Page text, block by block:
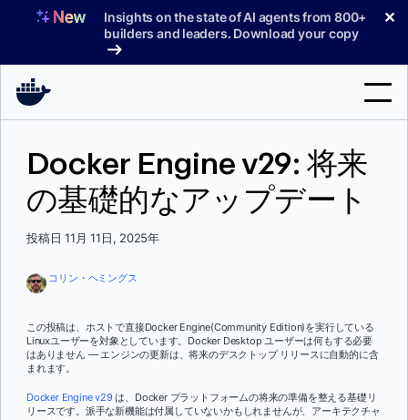
へ
Insights on the state of AI agents from 800+
builders and leaders. Download your copy
✕
ドキュメント
索
Docker Engine v29: 将来
の基礎的なアップデート
投稿日 11月 11日, 2025年
コリン・ヘミングス
この投稿は、ホストで直接Docker Engine(Community Edition)を実行している
Linuxユーザーを対象としています。Docker Desktop ユーザーは何もする必要
はありません — エンジンの更新は、将来のデスクトップ リリースに自動的に含
まれます。
Docker Engine v29は、Docker プラットフォームの将来の準備を整える基礎リ
リースです。派手な新機能は付属していないかもしれませんが、アーキテクチャ